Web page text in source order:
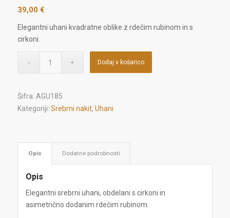
39,00 €
Elegantni uhani kvadratne oblike z rdečim rubinom in s
cirkoni.
Dodaj v košarico
Šifra: AGU185
Kategoriji: Srebrni nakit, Uhani
Opis Dodatne podrobnosti
Opis
Elegantni srebrni uhani, obdelani s cirkoni in
asimetrično dodanim rdečim rubinom.